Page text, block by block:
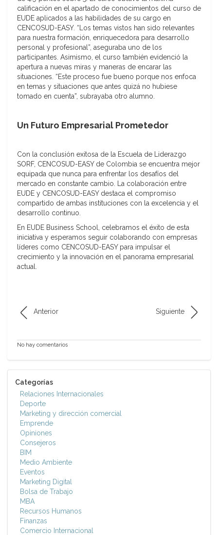
calificación en el apartado de conocimientos del curso de
EUDE aplicados a las habilidades de su cargo en
CENCOSUD-EASY. “Los temas vistos han sido relevantes
para nuestra formación, enriquecedora para desarrollo
personal y profesional”, aseguraba uno de los
participantes. Asimismo, el curso también evidenció la
apertura a nuevas miras y maneras de encarar las
situaciones. “Este proceso fue bueno porque nos enfoca
en temas y situaciones que antes quizá no hubiese
tomado en cuenta”, subrayaba otro alumno.
Un Futuro Empresarial Prometedor
Con la conclusión exitosa de la Escuela de Liderazgo
SORF, CENCOSUD-EASY de Colombia se encuentra mejor
equipada que nunca para enfrentar los desafíos del
mercado en constante cambio. La colaboración entre
EUDE y CENCOSUD-EASY destaca el compromiso
compartido de ambas instituciones con la excelencia y el
desarrollo continuo.
En EUDE Business School, celebramos el éxito de esta
iniciativa y esperamos seguir colaborando con empresas
líderes como CENCOSUD-EASY para impulsar el
crecimiento y la innovación en el panorama empresarial
actual.
Anterior Siguiente
No hay comentarios
Categorías
Relaciones Internacionales
Deporte
Marketing y dirección comercial
Emprende
Opiniones
Consejeros
BIM
Medio Ambiente
Eventos
Marketing Digital
Bolsa de Trabajo
MBA
Recursos Humanos
Finanzas
Comercio Internacional